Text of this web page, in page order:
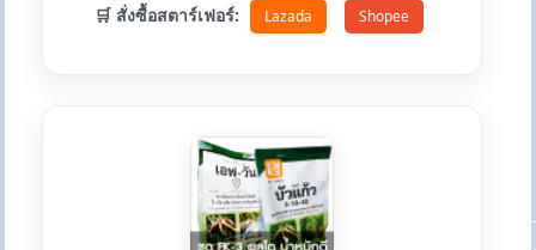
🛒 สั่งซื้อสตาร์เฟอร์: Lazada Shopee